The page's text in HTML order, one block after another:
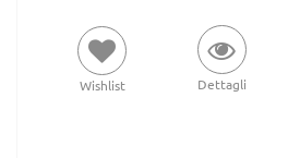
Wishlist Dettagli